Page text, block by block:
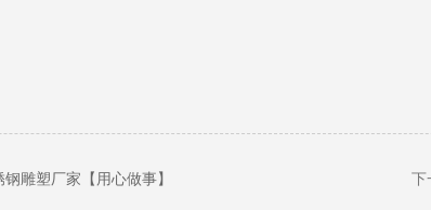
雕塑厂家【用心做事】 下